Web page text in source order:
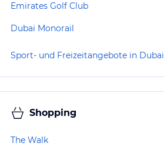
Emirates Golf Club
Dubai Monorail
Sport- und Freizeitangebote in Dubai
Shopping
The Walk